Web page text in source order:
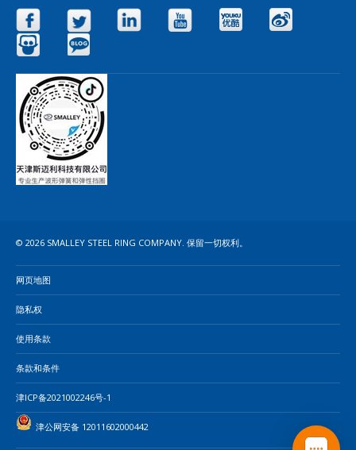
Facebook Twitter LinkedIn YouTube
© 2026 SMALLEY STEEL RING COMPANY. 保留一切权利。
网页地图
隐私权
使用条款
条款和条件
津ICP备2021002246号-1
津公网安备 12011602000442